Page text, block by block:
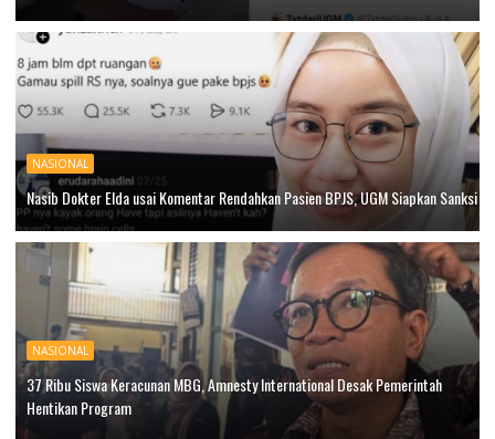
NASIONAL
Nasib Dokter Elda usai Komentar Rendahkan Pasien BPJS, UGM Siapkan Sanksi
NASIONAL
37 Ribu Siswa Keracunan MBG, Amnesty International Desak Pemerintah
Hentikan Program